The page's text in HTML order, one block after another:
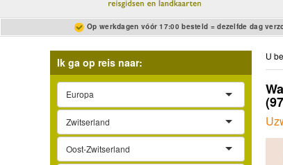
Op werkdagen vóór 17:00 besteld = dezelfde dag
Ik ga op reis naar:
Europa
Zwitserland
Oost-Zwitserland
U